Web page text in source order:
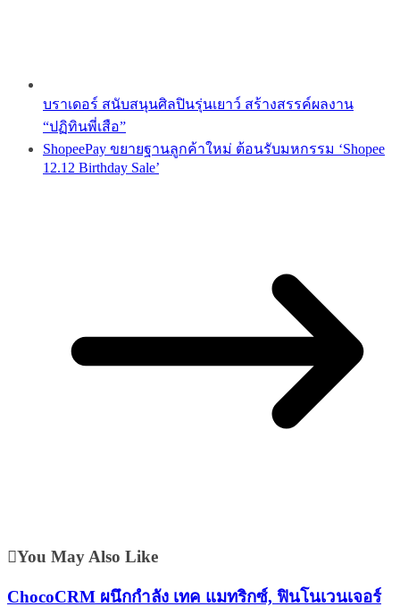
บราเดอร์ สนับสนุนศิลปินรุ่นเยาว์ สร้างสรรค์ผลงาน
“ปฏิทินพี่เสือ”
ShopeePay ขยายฐานลูกค้าใหม่ ต้อนรับมหกรรม ‘Shopee
12.12 Birthday Sale’
You May Also Like
ChocoCRM ผนึกกำลัง เทค แมทริกซ์, ฟินโนเวนเจอร์